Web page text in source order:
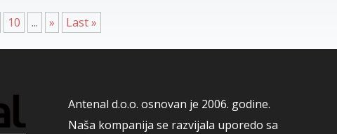
10 ... » Last »
Antenal d.o.o. osnovan je 2006. godine.
Naša kompanija se razvijala uporedo sa